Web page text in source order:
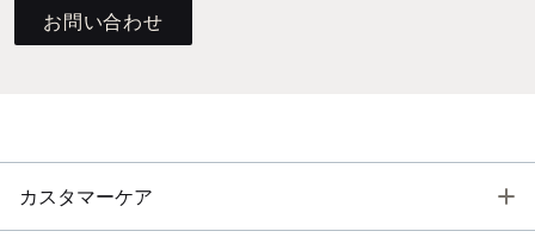
お問い合わせ
カスタマーケア